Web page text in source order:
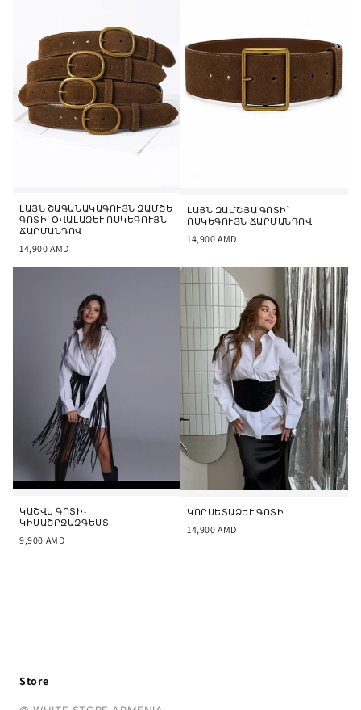
:
ԼԱՅՆ ՇԱԳԱՆԱԿԱԳՈՒՅՆ ԶԱՄՇԵ
ԳՈՏԻ՝ ՕՎԱԼԱՁԵՒ ՈՍԿԵԳՈՒՅՆ Ճ
ԱՐՄԱՆԴՈՎ
14,900 AMD
ԼԱՅՆ ԶԱՄՇՅԱ ԳՈՏԻ՝
ՈՍԿԵԳՈՒՅՆ ՃԱՐՄԱՆԴՈՎ
14,900 AMD
ԿԱՇՎԵ ԳՈՏԻ-
ԿԻՍԱՇՐՋԱԶԳԵՍՏ
9,900 AMD
ԿՈՐՍԵՏԱՁԵՒ ԳՈՏԻ
14,900 AMD
Store